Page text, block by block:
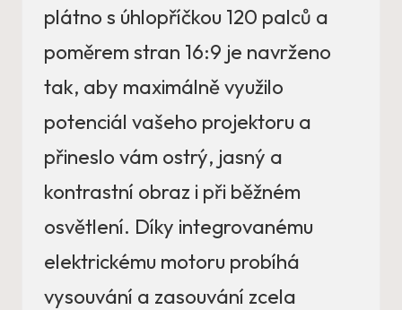
plátno s úhlopříčkou 120 palců a
poměrem stran 16:9 je navrženo
tak, aby maximálně využilo
potenciál vašeho projektoru a
přineslo vám ostrý, jasný a
kontrastní obraz i při běžném
osvětlení. Díky integrovanému
elektrickému motoru probíhá
vysouvání a zasouvání zcela